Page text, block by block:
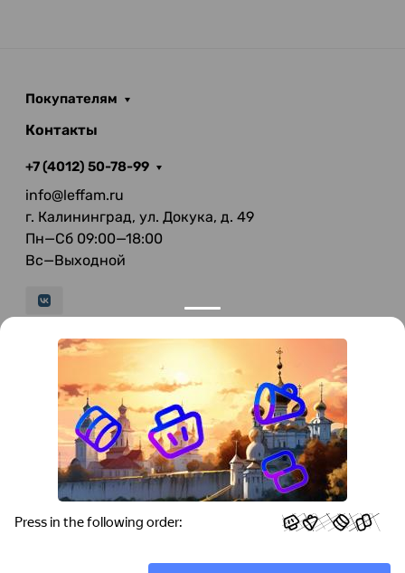
Покупателям
Контакты
+7 (4012) 50-78-99
info@leffam.ru
г. Калининград, ул. Докука, д. 49
Пн—Сб 09:00—18:00
Вс—Выходной
© 2026 LeFFAM — материалы для качественной
мягкой мебели
Получение и обработка персональных данных происходит в
соответствии с Федеральным законом от 27.07.2006 года №152-ФЗ
"О персональных данных", на условиях и для целей, определенных
Политикой конфиденциальности.
Все права защищены. Использование информации с сайта без
разрешения запрещено. Информация, указанная на сайте, не
является публичной офертой.
ООО "Мебель-Холл" ИНН: 3904613126 ОГРН: 1103925020517